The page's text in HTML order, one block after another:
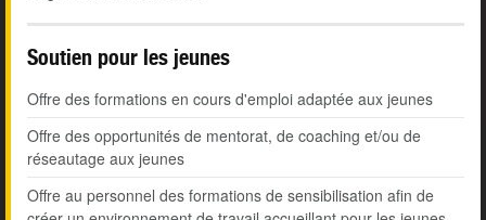
Soutien pour les jeunes
Offre des formations en cours d'emploi adaptée aux jeunes
Offre des opportunités de mentorat, de coaching et/ou de
réseautage aux jeunes
Offre au personnel des formations de sensibilisation afin de